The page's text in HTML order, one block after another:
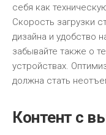
себя как
Скорость загрузки
дизайна и удобство
забывайте также о
устройствах.
должна стать
Контент с